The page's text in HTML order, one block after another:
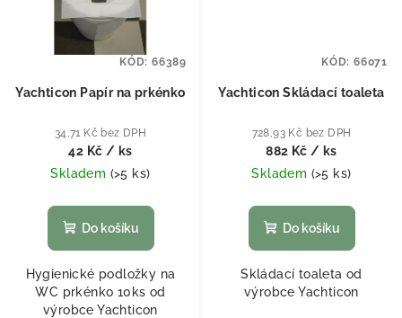
Yachticon Papír na prkénko
34,71 Kč bez DPH
42 Kč / ks
Skladem (>5 ks)
Do košíku
Hygienické podložky na
WC prkénko 10ks od
výrobce Yachticon
KÓD: 66389
Yachticon Skládací toaleta
728,93 Kč bez DPH
882 Kč / ks
Skladem (>5 ks)
Do košíku
Skládací toaleta od
výrobce Yachticon
KÓD: 66071